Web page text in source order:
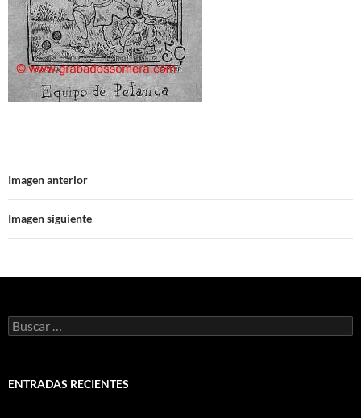
Imagen anterior
Imagen siguiente
Buscar:
ENTRADAS RECIENTES